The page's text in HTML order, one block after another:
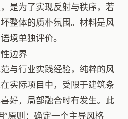
是为了实现反射与秩序，若
整体的质朴氛围。材料是风
境单独评价。
边界
与行业实践经验，纯粹的风
实际项目中，受限于建筑条
好，局部融合时有发生。此
”原则：确定一个主导风格